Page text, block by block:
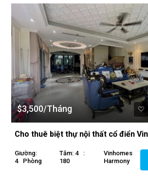
$3,500/Tháng
Giường:
4
Phòng
Tắm: 4
:
180
Vinhomes
Harmony